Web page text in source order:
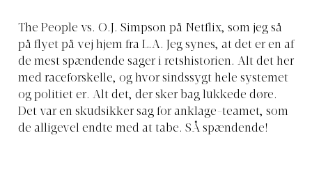
The People vs. O.J. Simpson på Netflix, som jeg så
på flyet på vej hjem fra L.A. Jeg synes, at det er en af
de mest spændende sager i retshistorien. Alt det her
med raceforskelle, og hvor sindssygt hele systemet
og politiet er. Alt det, der sker bag lukkede døre.
Det var en skudsikker sag for anklage-teamet, som
de alligevel endte med at tabe. SÅ spændende!